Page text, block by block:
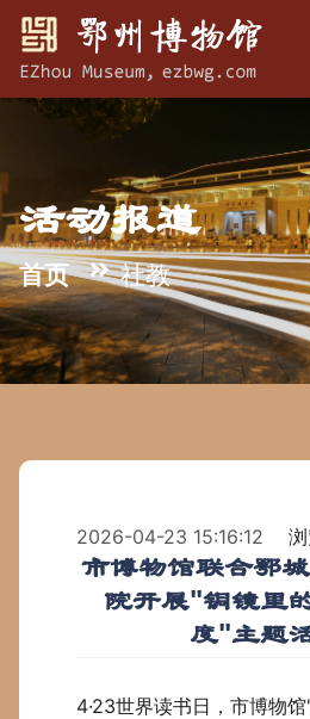
活动报道
首页 社教
2026-04-23 15:16:12
市博物馆联合鄂
院开展"铜镜里
度"主题
4·23世界读书日，市博物